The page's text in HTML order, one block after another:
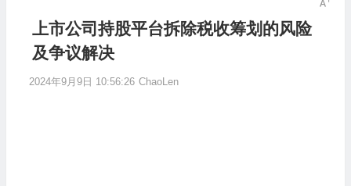
上市公司持股平台拆除税收筹划的风险
及争议解决
2024年9月9日 10:56:26 ChaoLen